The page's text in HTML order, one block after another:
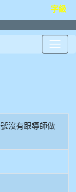
字級
沒有跟導師做